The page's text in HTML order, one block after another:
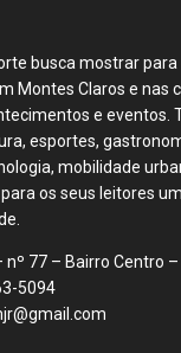
busca mostrar
Montes Claros e nas
e eventos.
esportes,
mobilidade
os seus leitores
nº 77 – Bairro Centro
5094